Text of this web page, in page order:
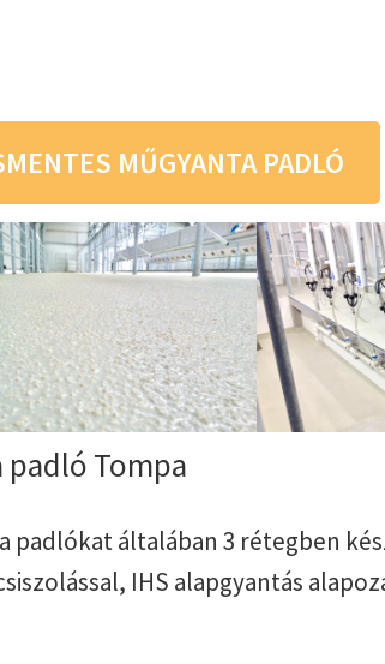
MŰGYANTA PADLÓ
padló Tompa
padlókat általában 3 rétegben
IHS alapgyantás